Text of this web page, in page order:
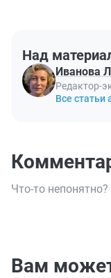
Над
Иванова
Редактор-
Все статьи
Что-то
Вам